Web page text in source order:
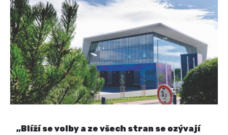
„Blíží se volby a ze všech stran se ozývají